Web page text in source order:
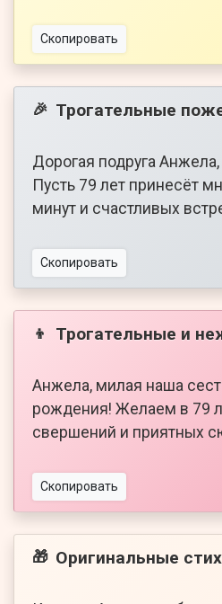
Скопировать
🎉 Трогательные
Дорогая подруга
Пусть 79 лет принесёт
минут и счастливых
Скопировать
👦 Трогательные и
Анжела, милая наша
рождения! Желаем в 79
свершений и приятных
Скопировать
🎁 Оригинальные